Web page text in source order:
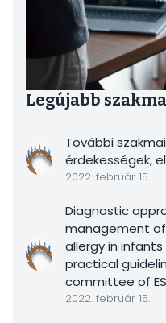
Legújabb
További
érdekességek,
2022. február 15.
Diagnostic
management of
allergy in infants
practical
committee of
2022. február 15.